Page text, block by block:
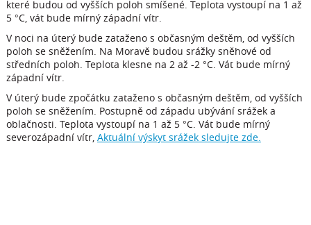
které budou od vyšších poloh smíšené. Teplota vystoupí na 1 až
5 °C, vát bude mírný západní vítr.
V noci na úterý bude zataženo s občasným deštěm, od vyšších
poloh se sněžením. Na Moravě budou srážky sněhové od
středních poloh. Teplota klesne na 2 až -2 °C. Vát bude mírný
západní vítr.
V úterý bude zpočátku zataženo s občasným deštěm, od vyšších
poloh se sněžením. Postupně od západu ubývání srážek a
oblačnosti. Teplota vystoupí na 1 až 5 °C. Vát bude mírný
severozápadní vítr, Aktuální výskyt srážek sledujte zde.